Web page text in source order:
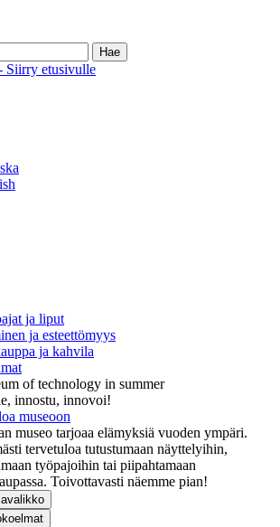
ja liput
ja esteettömyys
ja kahvila
innostu, innovoi!
museoon
museo tarjoaa elämyksiä vuoden ympäri.
tervetuloa tutustumaan näyttelyihin,
työpajoihin tai piipahtamaan
Toivottavasti näemme pian!